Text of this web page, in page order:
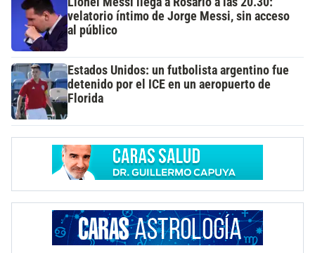
velatorio íntimo de Jorge Messi, sin acceso
al público
Estados Unidos: un futbolista argentino fue
detenido por el ICE en un aeropuerto de
Florida